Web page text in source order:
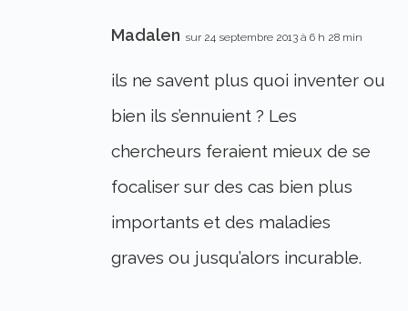
Madalen sur 24 septembre 2013 à 6 h 28 min
ils ne savent plus quoi inventer ou
bien ils s’ennuient ? Les
chercheurs feraient mieux de se
focaliser sur des cas bien plus
importants et des maladies
graves ou jusqu’alors incurable.